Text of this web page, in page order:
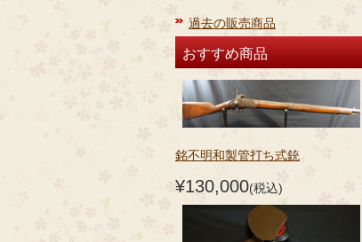
過去の販売商品
おすすめ商品
銘不明和製管打ち式銃
¥130,000(税込)